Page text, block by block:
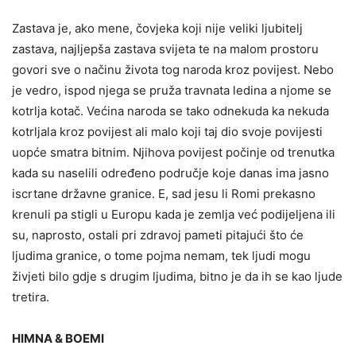
Zastava je, ako mene, čovjeka koji nije veliki ljubitelj
zastava, najljepša zastava svijeta te na malom prostoru
govori sve o načinu života tog naroda kroz povijest. Nebo
je vedro, ispod njega se pruža travnata ledina a njome se
kotrlja kotač. Većina naroda se tako odnekuda ka nekuda
kotrljala kroz povijest ali malo koji taj dio svoje povijesti
uopće smatra bitnim. Njihova povijest počinje od trenutka
kada su naselili određeno područje koje danas ima jasno
iscrtane državne granice. E, sad jesu li Romi prekasno
krenuli pa stigli u Europu kada je zemlja već podijeljena ili
su, naprosto, ostali pri zdravoj pameti pitajući što će
ljudima granice, o tome pojma nemam, tek ljudi mogu
živjeti bilo gdje s drugim ljudima, bitno je da ih se kao ljude
tretira.
HIMNA & BOEMI